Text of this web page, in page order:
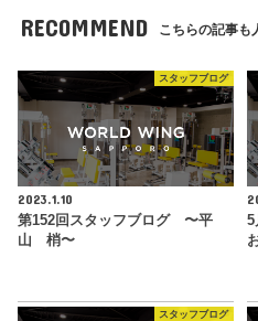
RECOMMEND こちらの記事も
スタッフブログ
2023.1.10
第152回スタッフブログ 〜平
山 梢〜
5
スタッフブログ